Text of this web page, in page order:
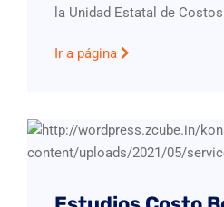
la Unidad Estatal de
Ir a página